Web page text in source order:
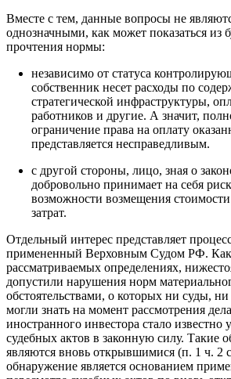
Вместе с тем, данные вопросы не
однозначными, как может показаться из
прочтения нормы:
независимо от статуса
собственник несет расходы по
стратегической инфраструктуры,
работников и другие. А значит,
ограничение права на оплату
представляется несправедливым.
с другой стороны, лицо, зная о
добровольно принимает на себя
возможности возмещения
затрат.
Отдельный интерес представляет
примененный Верховным Судом РФ. Как
рассматриваемых определениях,
допустили нарушения норм
обстоятельствами, о которых ни суды,
могли знать на момент рассмотрения
иностранного инвестора стало известно
судебных актов в законную силу. Такие
являются вновь открывшимися (п. 1 ч.
обнаружение является основанием